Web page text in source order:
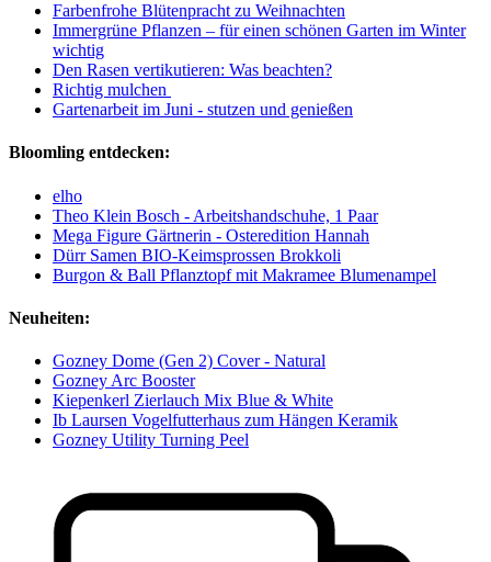
Farbenfrohe Blütenpracht zu Weihnachten
Immergrüne Pflanzen – für einen schönen Garten im Winter
wichtig
Den Rasen vertikutieren: Was beachten?
Richtig mulchen
Gartenarbeit im Juni - stutzen und genießen
Bloomling entdecken:
elho
Theo Klein Bosch - Arbeitshandschuhe, 1 Paar
Mega Figure Gärtnerin - Osteredition Hannah
Dürr Samen BIO-Keimsprossen Brokkoli
Burgon & Ball Pflanztopf mit Makramee Blumenampel
Neuheiten:
Gozney Dome (Gen 2) Cover - Natural
Gozney Arc Booster
Kiepenkerl Zierlauch Mix Blue & White
Ib Laursen Vogelfutterhaus zum Hängen Keramik
Gozney Utility Turning Peel